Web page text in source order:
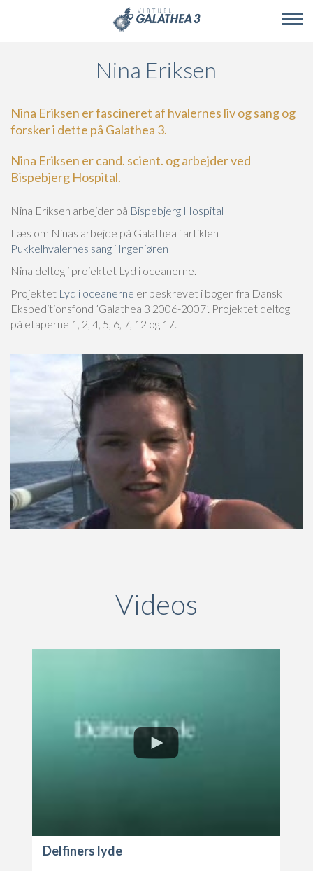
Nina Eriksen
Nina Eriksen er fascineret af hvalernes liv og sang og
forsker i dette på Galathea 3.
Nina Eriksen er cand. scient. og arbejder ved
Bispebjerg Hospital.
Nina Eriksen arbejder på Bispebjerg Hospital
Læs om Ninas arbejde på Galathea i artiklen
Pukkelhvalernes sang i Ingeniøren
Nina deltog i projektet Lyd i oceanerne.
Projektet Lyd i oceanerne er beskrevet i bogen fra Dansk
Ekspeditionsfond ’Galathea 3 2006-2007’. Projektet deltog
på etaperne 1, 2, 4, 5, 6, 7, 12 og 17.
Videos
Delfiners lyde